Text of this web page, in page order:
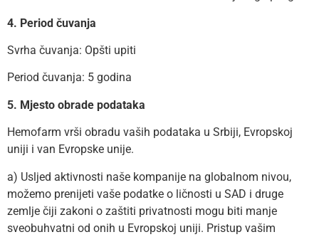
4. Period čuvanja
Svrha čuvanja: Opšti upiti
Period čuvanja: 5 godina
5. Mjesto obrade podataka
Hemofarm vrši obradu vaših podataka u Srbiji, Evropskoj
uniji i van Evropske unije.
a) Usljed aktivnosti naše kompanije na globalnom nivou,
možemo prenijeti vaše podatke o ličnosti u SAD i druge
zemlje čiji zakoni o zaštiti privatnosti mogu biti manje
sveobuhvatni od onih u Evropskoj uniji. Pristup vašim